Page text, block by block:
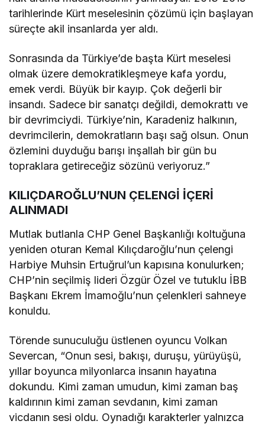
tarihlerinde Kürt meselesinin çözümü için başlayan
süreçte akil insanlarda yer aldı.
Sonrasında da Türkiye’de başta Kürt meselesi
olmak üzere demokratikleşmeye kafa yordu,
emek verdi. Büyük bir kayıp. Çok değerli bir
insandı. Sadece bir sanatçı değildi, demokrattı ve
bir devrimciydi. Türkiye’nin, Karadeniz halkının,
devrimcilerin, demokratların başı sağ olsun. Onun
özlemini duyduğu barışı inşallah bir gün bu
topraklara getireceğiz sözünü veriyoruz.”
KILIÇDAROĞLU’NUN ÇELENGİ İÇERİ
ALINMADI
Mutlak butlanla CHP Genel Başkanlığı koltuğuna
yeniden oturan Kemal Kılıçdaroğlu’nun çelengi
Harbiye Muhsin Ertuğrul’un kapısına konulurken;
CHP’nin seçilmiş lideri Özgür Özel ve tutuklu İBB
Başkanı Ekrem İmamoğlu’nun çelenkleri sahneye
konuldu.
Törende sunuculuğu üstlenen oyuncu Volkan
Severcan, “Onun sesi, bakışı, duruşu, yürüyüşü,
yıllar boyunca milyonlarca insanın hayatına
dokundu. Kimi zaman umudun, kimi zaman baş
kaldırının kimi zaman sevdanın, kimi zaman
vicdanın sesi oldu. Oynadığı karakterler yalnızca